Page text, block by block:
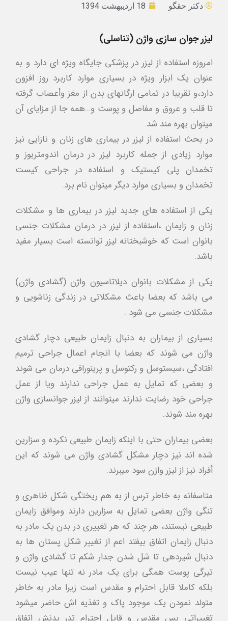
دکتر حقگو 18 اردیبهشت 1394
لیزر جوان سازی واژن (تناسلی)
امروزه استفاده از ليزر در پزشكي جايگاه ويژه اي دارد و به
عنوان يك ابزار ويژه در بسياري موارد كاربرد روز افزون
دارد،و تقريبا در تمامي ارگانهاي بدن از مغز وأعصاب گرفته
تا قلب و عروق و مفاصل و پوست و…همه جا از مزاياي آن
ميتوان بهره مند شد.
در بحث استفاده از ليزر در بيماري هاي زنان و نازايي نيز
موارد زيادي از جمله كاربرد ليزر در درمان اندومتريوز و
تخمدان پلي كيستيك و استفاده در جراحي كيست
تخمدان و بسياري موارد ديگر ميتوان نام برد.
يكي از استفاده هاي جديد ليزر در بيماري ها و مشكلات
زنان و زايمان ،استفاده از ليزر در درمان مشكلات جنسي
بانوان است كه خوشبختانه ليزر توانسته است بسيار مفيد
باشد.
يكي از مشكلات بانوان ديلاتاسيون واژن (گشادي واژن)
مي باشد كه بعضا باعث مشكلاتي در زندگي زناشويي و
مشكلات جنسي مي شود .
بسياري از بيماران به دنبال زايمان طبيعي دچار گشادي
واژن مي شوند كه بعضا با انجام اعمال جراحي ترميم
افتادگي ،سيستوسل و ركتوسل و پرينورافي درمان مي شوند
و بعضي كه تمايل به عمل جراحي ندارند ويا از عمل
جراحي خود رضايت ندارند ميتوانند از ليزر جوانسازي واژن
بهره مند شوند.
بعضي بيماران حتي با اينكه زايمان طبيعي نكرده و سزارين
شده اند نيز دچار مشكل گشادي واژن مي شوند كه اين
أفراد نيز از ليزر واژن سود ميبرند.
متاسفانه به خاطر ترس از به هم ريختگي شكل ظاهري و
تنگي واژن بعضي تمايل به سزارين دارند وموافق زايمان
طبيعي نيستند، هر چند كه هر تغييري در بدن يك مادر به
دنبال زايمان اتفاق بيفتد اعم از تغيير شكل پستان ها به
دنبال شيردهي تا شل شدن جدار شكم تا گشادي واژن و
تيرگي پوست همگي براي يك مادر نه تنها عيب نيست
بلكه كاملا قابل احترام و مقدس است زيرا مادر به خاطر
متولد نمودن يك موجود پاك و تغذيه اش حاضر ميشود
تغييراتي بس مقدس و قابل احترام تدر بدنش اتفاق